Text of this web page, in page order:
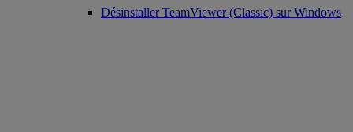
Désinstaller TeamViewer (Classic) sur Windows